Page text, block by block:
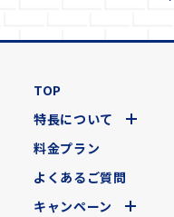
TOP
特長について
料金プラン
よくあるご質問
キャンペーン